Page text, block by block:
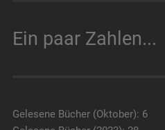
Ein paar Zahlen...
Gelesene Bücher (Oktober): 6